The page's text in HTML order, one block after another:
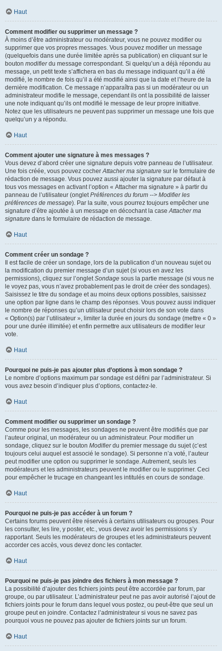
Haut
Comment modifier ou supprimer un message ?
À moins d’être administrateur ou modérateur, vous ne pouvez modifier ou
supprimer que vos propres messages. Vous pouvez modifier un message
(quelquefois dans une durée limitée après sa publication) en cliquant sur le
bouton modifierdu message correspondant. Si quelqu’un a déjà répondu au
message, un petit texte s’affichera en bas du message indiquant qu’il a été
modifié, le nombre de fois qu’il a été modifié ainsi que la date et l’heure de la
dernière modification. Ce message n’apparaîtra pas si un modérateur ou un
administrateur modifie le message, cependant ils ont la possibilité de laisser
une note indiquant qu’ils ont modifié le message de leur propre initiative.
Notez que les utilisateurs ne peuvent pas supprimer un message une fois que
quelqu’un y a répondu.
Haut
Comment ajouter une signature à mes messages ?
Vous devez d’abord créer une signature depuis votre panneau de l’utilisateur.
Une fois créée, vous pouvez cocherAttacher ma signature sur le formulaire de
rédaction de message. Vous pouvez aussi ajouter la signature par défaut à
tous vos messages en activant l’option « Attacher ma signature » à partir du
panneau de l’utilisateur (ongletPréférences du forum --> Modifier les
préférences de message). Par la suite, vous pourrez toujours empêcher une
signature d’être ajoutée à un message en décochant la caseAttacher ma
signature dans le formulaire de rédaction de message.
Haut
Comment créer un sondage ?
Il est facile de créer un sondage, lors de la publication d’un nouveau sujet ou
la modification du premier message d’un sujet (si vous en avez les
permissions), cliquez sur l’ongletSondage sous la partie message (si vous ne
le voyez pas, vous n’avez probablement pas le droit de créer des sondages).
Saisissez le titre du sondage et au moins deux options possibles, saisissez
une option par ligne dans le champ des réponses. Vous pouvez aussi indiquer
le nombre de réponses qu’un utilisateur peut choisir lors de son vote dans
« Option(s) par l’utilisateur », limiter la durée en jours du sondage (mettre « 0 »
pour une durée illimitée) et enfin permettre aux utilisateurs de modifier leur
vote.
Haut
Pourquoi ne puis-je pas ajouter plus d’options à mon sondage ?
Le nombre d’options maximum par sondage est défini par l’administrateur. Si
vous avez besoin d’indiquer plus d’options, contactez-le.
Haut
Comment modifier ou supprimer un sondage ?
Comme pour les messages, les sondages ne peuvent être modifiés que par
l’auteur original, un modérateur ou un administrateur. Pour modifier un
sondage, cliquez sur le bouton Modifierdu premier message du sujet (c’est
toujours celui auquel est associé le sondage). Si personne n’a voté, l’auteur
peut modifier une option ou supprimer le sondage. Autrement, seuls les
modérateurs et les administrateurs peuvent le modifier ou le supprimer. Ceci
pour empêcher le trucage en changeant les intitulés en cours de sondage.
Haut
Pourquoi ne puis-je pas accéder à un forum ?
Certains forums peuvent être réservés à certains utilisateurs ou groupes. Pour
les consulter, les lire, y poster, etc., vous devez avoir les permissions s’y
rapportant. Seuls les modérateurs de groupes et les administrateurs peuvent
accorder ces accès, vous devez donc les contacter.
Haut
Pourquoi ne puis-je pas joindre des fichiers à mon message ?
La possibilité d’ajouter des fichiers joints peut être accordée par forum, par
groupe, ou par utilisateur. L’administrateur peut ne pas avoir autorisé l’ajout de
fichiers joints pour le forum dans lequel vous postez, ou peut-être que seul un
groupe peut en joindre. Contactez l’administrateur si vous ne savez pas
pourquoi vous ne pouvez pas ajouter de fichiers joints sur un forum.
Haut